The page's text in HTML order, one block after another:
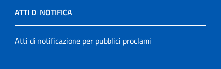
ATTI DI NOTIFICA
Atti di notificazione per pubblici proclami